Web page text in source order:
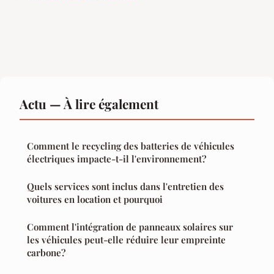
Actu — À lire également
Comment le recycling des batteries de véhicules
électriques impacte-t-il l'environnement?
Quels services sont inclus dans l'entretien des
voitures en location et pourquoi
Comment l'intégration de panneaux solaires sur
les véhicules peut-elle réduire leur empreinte
carbone?